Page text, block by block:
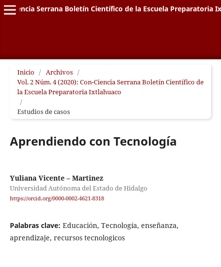
Ciencia Serrana Boletín Científico de la Escuela Preparatoria
Inicio / Archivos /
Vol. 2 Núm. 4 (2020): Con-Ciencia Serrana Boletín Científico de
la Escuela Preparatoria Ixtlahuaco
/
Estudios de casos
Aprendiendo con Tecnología
Yuliana Vicente – Martinez
Universidad Autónoma del Estado de Hidalgo
https://orcid.org/0000-0002-4621-8318
Palabras clave: Educación, Tecnología, enseñanza,
aprendizaje, recursos tecnologicos